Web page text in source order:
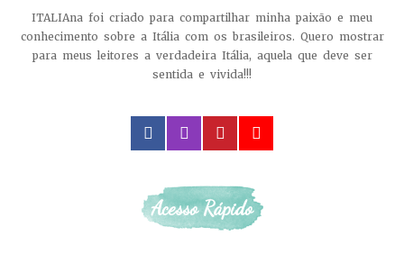
ITALIAna foi criado para compartilhar minha paixão e meu
conhecimento sobre a Itália com os brasileiros. Quero mostrar
para meus leitores a verdadeira Itália, aquela que deve ser
sentida e vivida!!!
Acesso Rápido